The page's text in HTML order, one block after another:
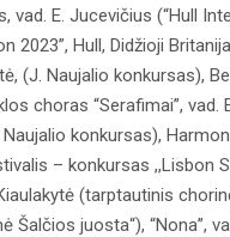
vad. E. Jucevičius (“Hull
2023”, Hull, Didžioji
(J. Naujalio konkursas),
choras “Serafimai”, vad.
konkursas),
– konkursas ,,Lisbon
(tarptautinis
Šalčios juosta“), “Nona”,